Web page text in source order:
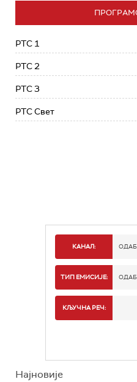
РТС 1
РТС 2
РТС 3
РТС Свет
КАНАЛ:
ТИП ЕМИСИЈЕ:
КЉУЧНА РЕЧ:
Најновије